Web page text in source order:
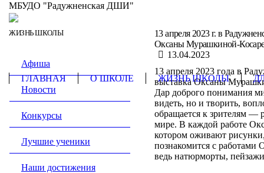
МБУДО "Радужненская ДШИ"
ГЛАВНАЯ О ШКОЛЕ ЖИЗНЬ ШКОЛЫ
13 апреля 2023 г. в
Оксаны Мурашкиной-
13.04.2023
13 апреля 2023 года в
выставка Оксаны
Дар доброго понимания
видеть, но и творить,
обращается к зрителям —
мире. В каждой работе
котором оживают
познакомится с работами
ведь натюрморты,
ЖИЗНЬ ШКОЛЫ
Афиша
Новости
Конкурсы
Лучшие ученики
Наши достижения